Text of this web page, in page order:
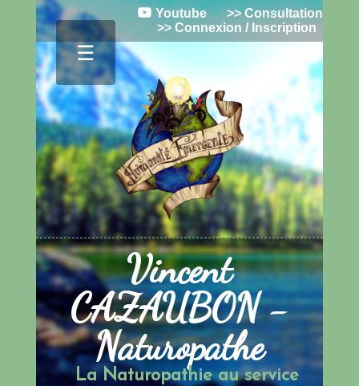
☰
Youtube
>> Consultation
>> Connexion / Inscription
Vincent
CAZAUBON -
Naturopathe
La Naturopathie au service